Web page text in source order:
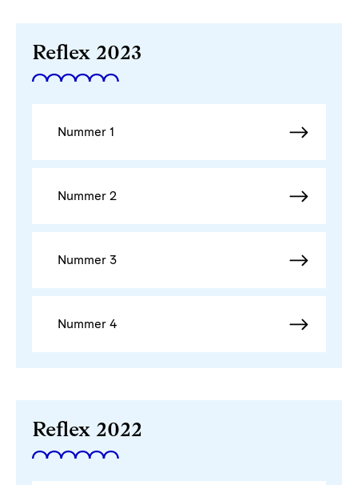
Reflex 2023
Nummer 1
Nummer 2
Nummer 3
Nummer 4
Reflex 2022